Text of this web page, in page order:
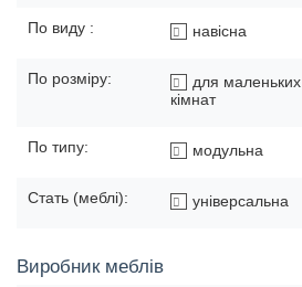
По виду : навісна
По розміру:
для маленьких
кімнат
По типу: модульна
Стать (меблі): універсальна
Виробник меблів